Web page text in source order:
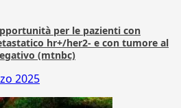
per le pazienti con
hr+/her2- e con tumore al
(mtnbc)
2025